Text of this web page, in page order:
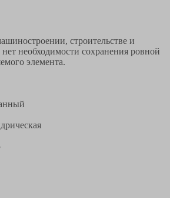
строительстве и
необходимости сохранения ровной
элемента.